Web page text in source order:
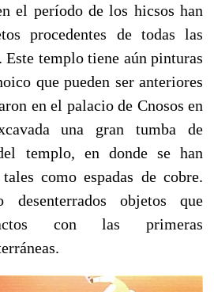
el período de los hicsos han
procedentes de todas las
Este templo tiene aún pinturas
que pueden ser anteriores
en el palacio de Cnosos en
una gran tumba de
templo, en donde se han
como espadas de cobre.
desenterrados objetos que
con las primeras